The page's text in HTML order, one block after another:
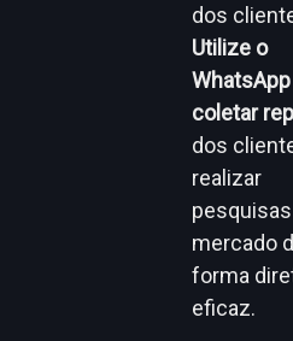
dos
Utilize o
coletar
dos
realizar
mercado
forma
eficaz.